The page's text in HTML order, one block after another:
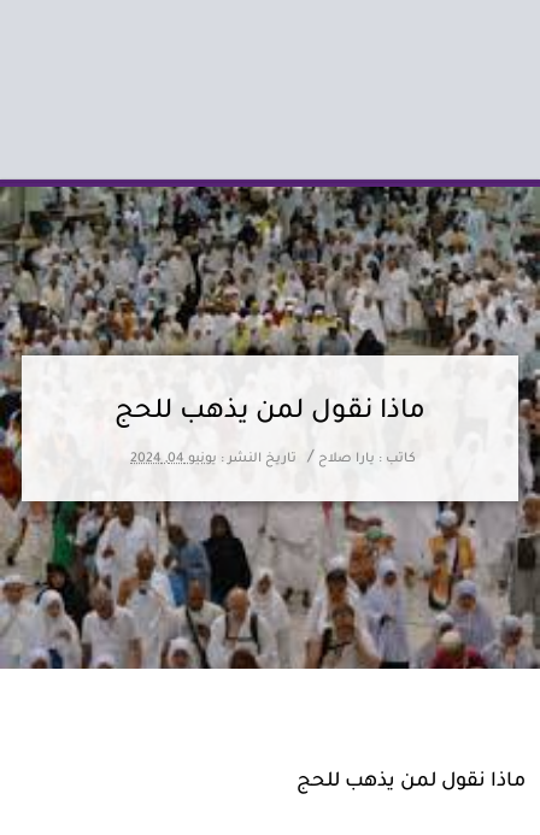
ماذا نقول لمن يذهب للحج
كاتب : يارا صلاح / تاريخ النشر : يونيو 04, 2024
ماذا نقول لمن يذهب للحج